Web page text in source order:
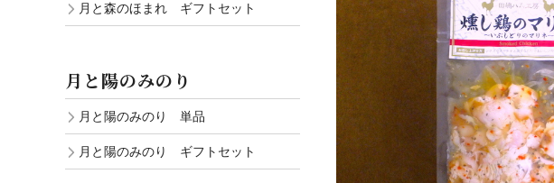
月と森のほまれ ギフトセット
月と陽のみのり
月と陽のみのり 単品
月と陽のみのり ギフトセット